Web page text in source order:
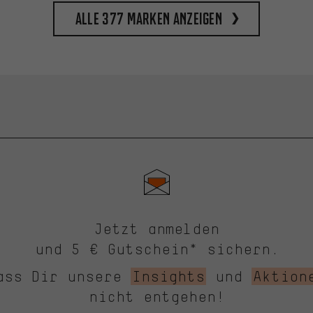
Alle 377 Marken anzeigen
Jetzt anmelden
und 5 € Gutschein* sichern.
Dir unsere
Insights und
nicht entgehen!